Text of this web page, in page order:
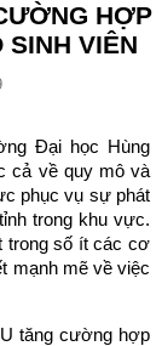
HỢP
VIÊN
Đại học Hùng
cả về quy mô và
phục vụ sự phát
trong khu vực.
trong số ít các cơ
mạnh mẽ về việc
tăng cường hợp